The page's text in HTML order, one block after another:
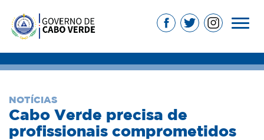
NOTÍCIAS
Cabo Verde precisa de
profissionais comprometidos